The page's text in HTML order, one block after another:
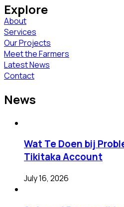
Explore
About
Services
Our Projects
Meet the Farmers
Latest News
Contact
News
Wat Te Doen bij
Tikitaka Account
July 16, 2026